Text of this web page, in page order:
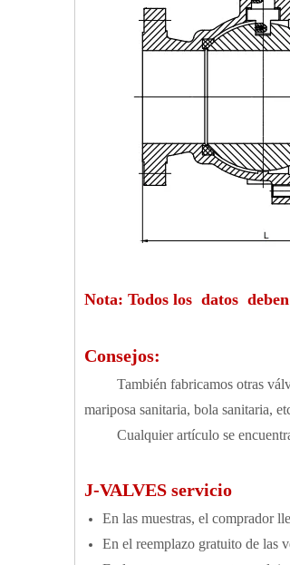
Nota: Todos los datos
Consejos:
También fabricamos otras
mariposa sanitaria, bola sanitaria,
Cualquier artículo se encuentra
J-VALVES servicio
En las muestras, el comprador
En el reemplazo gratuito de las